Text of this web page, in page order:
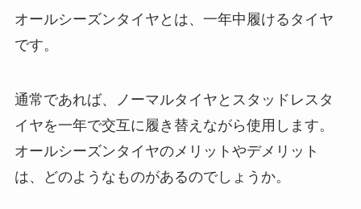
オールシーズンタイヤとは、一年中履けるタイヤ
です。
通常であれば、ノーマルタイヤとスタッドレスタ
イヤを一年で交互に履き替えながら使用します。
オールシーズンタイヤのメリットやデメリット
は、どのようなものがあるのでしょうか。